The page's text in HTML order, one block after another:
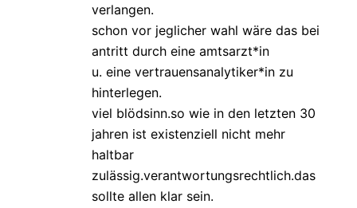
verlangen.
schon vor jeglicher wahl wäre das bei
antritt durch eine amtsarzt*in
u. eine vertrauensanalytiker*in zu
hinterlegen.
viel blödsinn.so wie in den letzten 30
jahren ist existenziell nicht mehr
haltbar
zulässig.verantwortungsrechtlich.das
sollte allen klar sein.